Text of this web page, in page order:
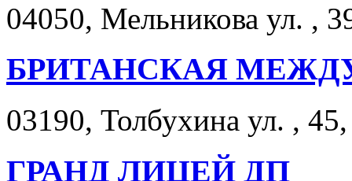
04050, Мельникова ул. ,
БРИТАНСКАЯ
03190, Толбухина ул. ,
ГРАНД ЛИЦЕЙ ДП